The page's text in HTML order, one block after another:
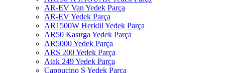
AR-EV Van Yedek Parça
AR-EV Yedek Parça
AR1500W Herkül Yedek Parça
AR50 Kasırga Yedek Parça
AR5000 Yedek Parça
ARS 200 Yedek Parça
Atak 249 Yedek Parça
Cappucino S Yedek Parça